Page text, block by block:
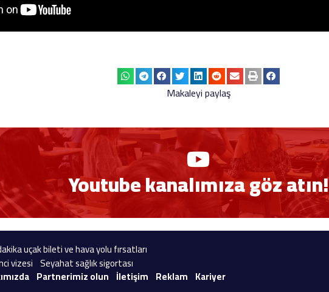
Makaleyi paylaş
Youtube kanalımıza göz atın!
uçak bileti ve hava yolu fırsatları
vizesi Seyahat sağlık sigortası
Partnerimiz olun İletişim Reklam Kariyer